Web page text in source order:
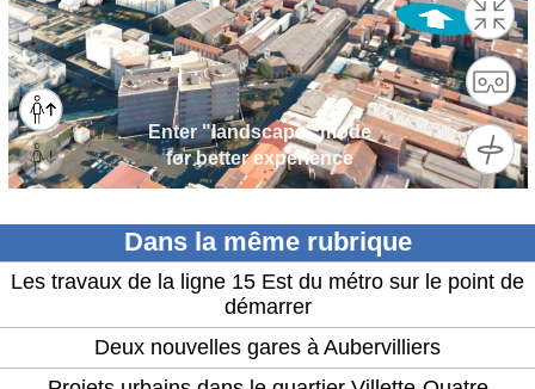
Dans la même rubrique
Les travaux de la ligne 15 Est du métro sur le point de
démarrer
Deux nouvelles gares à Aubervilliers